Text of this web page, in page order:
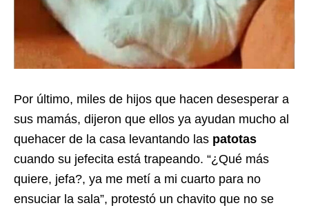
Por último, miles de hijos que hacen desesperar a
sus mamás, dijeron que ellos ya ayudan mucho al
quehacer de la casa levantando las patotas
cuando su jefecita está trapeando. “¿Qué más
quiere, jefa?, ya me metí a mi cuarto para no
ensuciar la sala”, protestó un chavito que no se